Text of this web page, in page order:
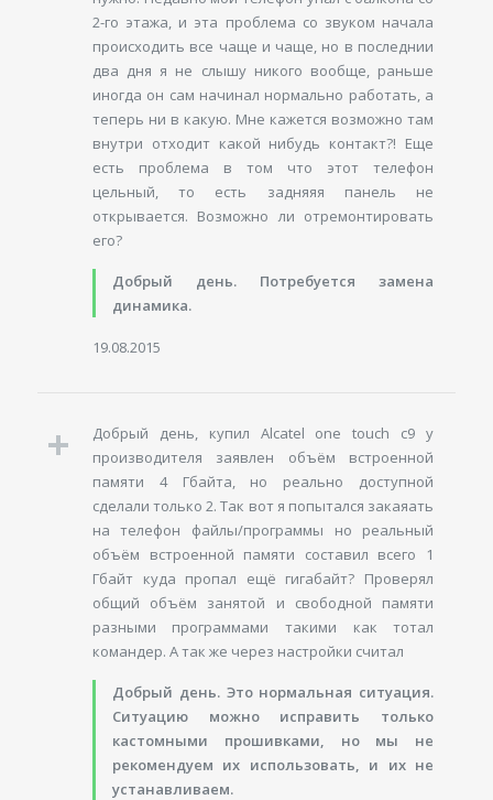
2-го этажа, и эта проблема со звуком начала
происходить все чаще и чаще, но в последнии
два дня я не слышу никого вообще, раньше
иногда он сам начинал нормально работать, а
теперь ни в какую. Мне кажется возможно там
внутри отходит какой нибудь контакт?! Еще
есть проблема в том что этот телефон
цельный, то есть задняяя панель не
открывается. Возможно ли отремонтировать
его?
Добрый день. Потребуется замена
динамика.
19.08.2015
Добрый день, купил Alcatel one touch c9 у
производителя заявлен объём встроенной
памяти 4 Гбайта, но реально доступной
сделали только 2. Так вот я попытался закаяать
на телефон файлы/программы но реальный
объём встроенной памяти составил всего 1
Гбайт куда пропал ещё гигабайт? Проверял
общий объём занятой и свободной памяти
разными программами такими как тотал
командер. А так же через настройки считал
Добрый день. Это нормальная ситуация.
Ситуацию можно исправить только
кастомными прошивками, но мы не
рекомендуем их использовать, и их не
устанавливаем.